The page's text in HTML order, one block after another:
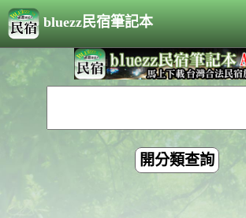
bluezz民宿筆記本
開分類查詢